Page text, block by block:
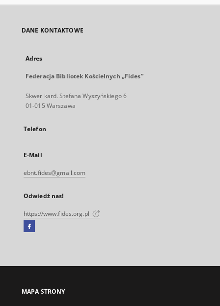
DANE KONTAKTOWE
Adres
Federacja Bibliotek Kościelnych „Fides”
Skwer kard. Stefana Wyszyńskiego 6
01-015 Warszawa
Telefon
E-Mail
ebnt.fides@gmail.com
Odwiedź nas!
https://www.fides.org.pl
Facebook
się
karcie
MAPA STRONY